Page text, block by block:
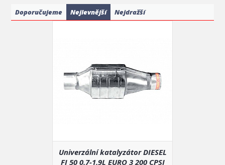
Doporučujeme Nejlevnější Nejdražší
Univerzální katalyzátor DIESEL
FI 50 0.7-1.9L EURO 3 200 CPSI